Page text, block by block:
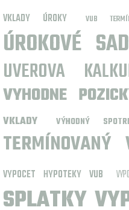
VKLADY ÚROKY
VUB
ÚROKOVÉ
UVEROVA
VYHODNE
VKLADY
VÝHODNÝ
TERMÍNOVANÝ
VYPOCET HYPOTEKY VUB
SPLATKY